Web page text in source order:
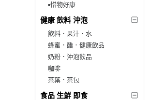
▪︎惜物好康
健康 飲料 沖泡
飲料．果汁．水
蜂蜜．醋．健康飲品
奶粉．沖泡飲品
咖啡
茶葉．茶包
食品 生鮮 即食